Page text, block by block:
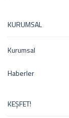
KURUMSAL
Kurumsal
Haberler
KEŞFET!